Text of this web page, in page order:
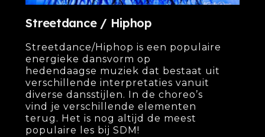
Streetdance / Hiphop
Streetdance/Hiphop is een populaire
energieke dansvorm op
hedendaagse muziek dat bestaat uit
verschillende interpretaties vanuit
diverse dansstijlen. In de choreo’s
vind je verschillende elementen
terug. Het is nog altijd de meest
populaire les bij SDM!